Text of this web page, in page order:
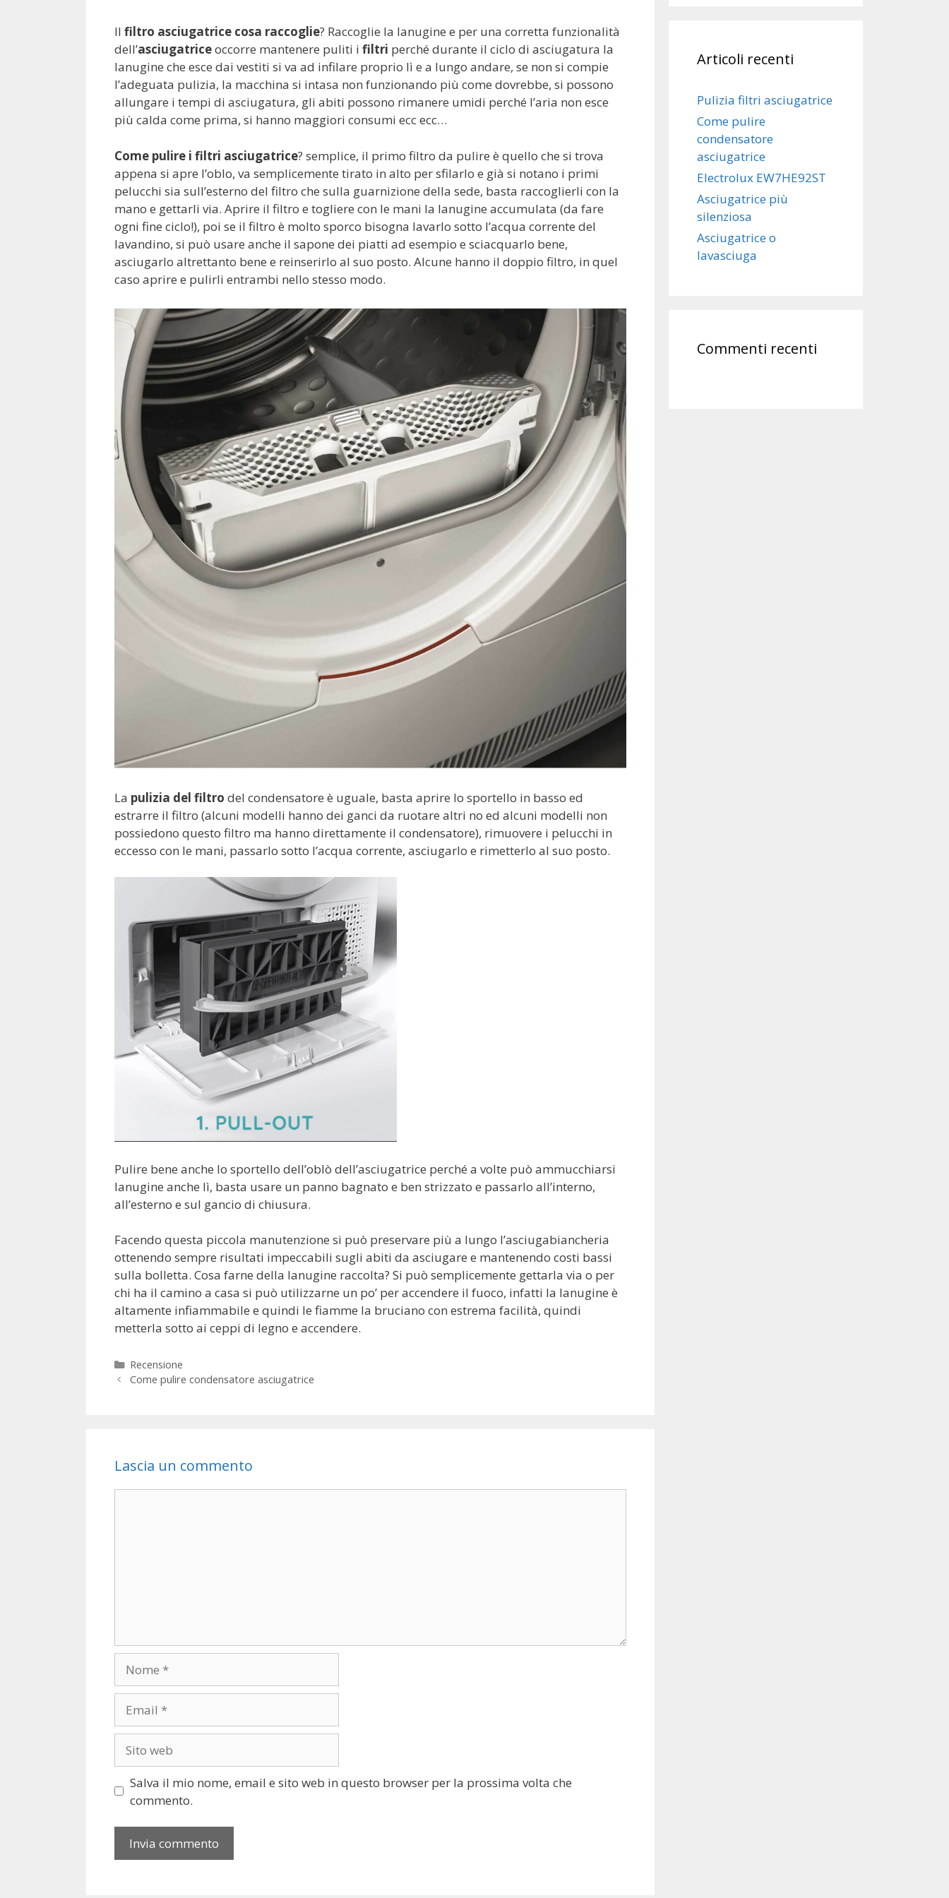
Il filtro asciugatrice cosa raccoglie? Raccoglie la lanugine e per una corretta funzionalità
dell’asciugatriceoccorre mantenere puliti i filtri perché durante il ciclo di asciugatura la
lanugine che esce dai vestiti si va ad infilare proprio lì e a lungo andare, se non si compie
l’adeguata pulizia, la macchina si intasa non funzionando più come dovrebbe, si possono
allungare i tempi di asciugatura, gli abiti possono rimanere umidi perché l’aria non esce
più calda come prima, si hanno maggiori consumi ecc ecc…
Come pulire i filtri asciugatrice? semplice, il primo filtro da pulire è quello che si trova
appena si apre l’oblo, va semplicemente tirato in alto per sfilarlo e già si notano i primi
pelucchi sia sull’esterno del filtro che sulla guarnizione della sede, basta raccoglierli con la
mano e gettarli via. Aprire il filtro e togliere con le mani la lanugine accumulata (da fare
ogni fine ciclo!), poi se il filtro è molto sporco bisogna lavarlo sotto l’acqua corrente del
lavandino, si può usare anche il sapone dei piatti ad esempio e sciacquarlo bene,
asciugarlo altrettanto bene e reinserirlo al suo posto. Alcune hanno il doppio filtro, in quel
caso aprire e pulirli entrambi nello stesso modo.
La pulizia del filtro del condensatore è uguale, basta aprire lo sportello in basso ed
estrarre il filtro (alcuni modelli hanno dei ganci da ruotare altri no ed alcuni modelli non
possiedono questo filtro ma hanno direttamente il condensatore), rimuovere i pelucchi in
eccesso con le mani, passarlo sotto l’acqua corrente, asciugarlo e rimetterlo al suo posto.
Pulire bene anche lo sportello dell’oblò dell’asciugatrice perché a volte può ammucchiarsi
lanugine anche lì, basta usare un panno bagnato e ben strizzato e passarlo all’interno,
all’esterno e sul gancio di chiusura.
Facendo questa piccola manutenzione si può preservare più a lungo l’asciugabiancheria
ottenendo sempre risultati impeccabili sugli abiti da asciugare e mantenendo costi bassi
sulla bolletta. Cosa farne della lanugine raccolta? Si può semplicemente gettarla via o per
chi ha il camino a casa si può utilizzarne un po’ per accendere il fuoco, infatti la lanugine è
altamente infiammabile e quindi le fiamme la bruciano con estrema facilità, quindi
metterla sotto ai ceppi di legno e accendere.
Categorie
Recensione
Come pulire condensatore asciugatrice
Lascia un commento
web
Salva il mio nome, email e sito web in questo browser per la prossima volta che
commento.
Articoli recenti
Pulizia filtri asciugatrice
Come pulire
condensatore
asciugatrice
Electrolux EW7HE92ST
Asciugatrice più
silenziosa
Asciugatrice o
lavasciuga
Commenti recenti